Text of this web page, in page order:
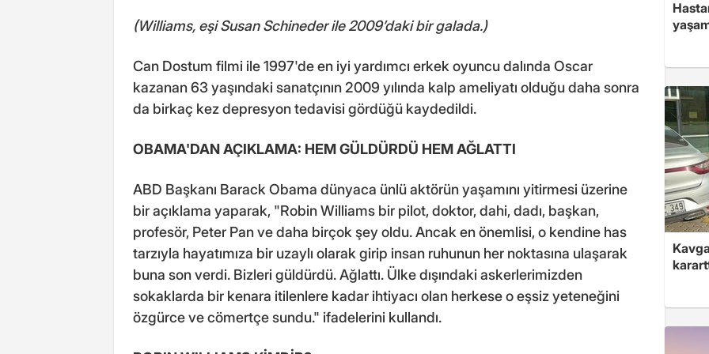
(Williams, eşi Susan Schineder ile 2009’daki bir galada.)
Can Dostum filmi ile 1997'de en iyi yardımcı erkek oyuncu dalında Oscar
kazanan 63 yaşındaki sanatçının 2009 yılında kalp ameliyatı olduğu daha sonra
da birkaç kez depresyon tedavisi gördüğü kaydedildi.
OBAMA'DAN AÇIKLAMA: HEM GÜLDÜRDÜ HEM AĞLATTI
ABD Başkanı Barack Obama dünyaca ünlü aktörün yaşamını yitirmesi üzerine
bir açıklama yaparak, "Robin Williams bir pilot, doktor, dahi, dadı, başkan,
profesör, Peter Pan ve daha birçok şey oldu. Ancak en önemlisi, o kendine has
tarzıyla hayatımıza bir uzaylı olarak girip insan ruhunun her noktasına ulaşarak
buna son verdi. Bizleri güldürdü. Ağlattı. Ülke dışındaki askerlerimizden
sokaklarda bir kenara itilenlere kadar ihtiyacı olan herkese o eşsiz yeteneğini
özgürce ve cömertçe sundu." ifadelerini kullandı.